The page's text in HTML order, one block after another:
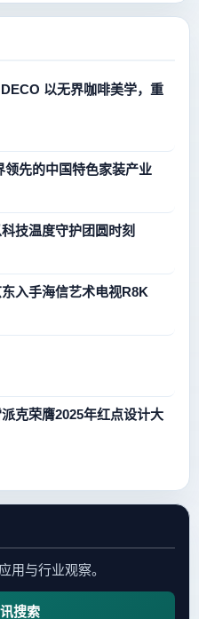
以无界咖啡美学，重
根基 建设世界领先的中国特色家装产业
技温度守护团圆时刻
入手海信艺术电视R8K
克荣膺2025年红点设计大
用与行业观察。
搜索